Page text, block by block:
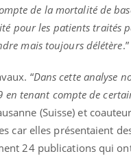
de la mortalité de
pour les patients traités
mais toujours délétère.”
“Dans cette analyse
en tenant compte de
(Suisse) et
car elles présentaient
24 publications qui